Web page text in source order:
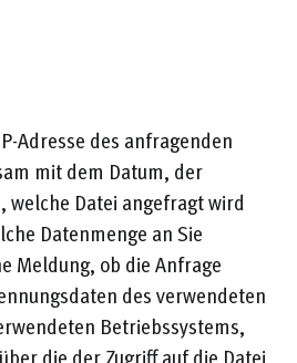
Adresse des anfragenden
mit dem Datum, der
welche Datei angefragt wird
Datenmenge an Sie
Meldung, ob die Anfrage
des verwendeten
Betriebssystems,
die der Zugriff auf die Datei